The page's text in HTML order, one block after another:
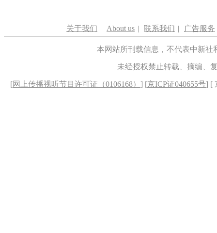
关于我们 | About us | 联系我们 | 广告服务
本网站所刊载信息，不代表中新
未经授权禁止转载、摘编、
[网上传播视听节目许可证（0106168） ] [京ICP证040655号] [